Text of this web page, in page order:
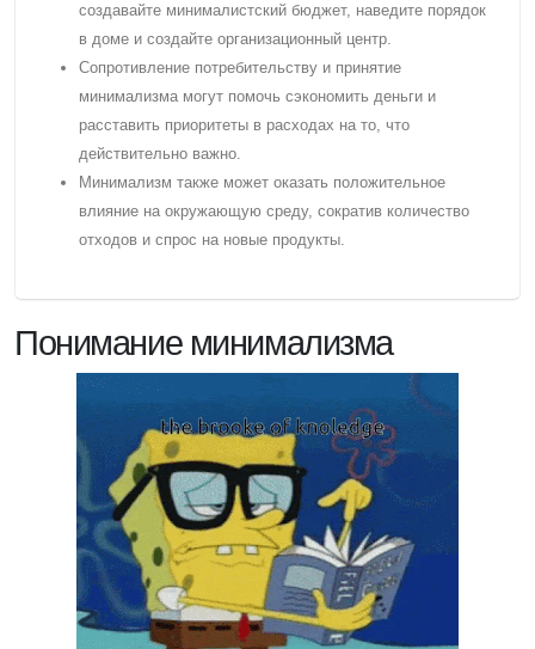
создавайте минималистский бюджет, наведите порядок
в доме и создайте организационный центр.
Cопротивление потребительству и принятие
минимализма могут помочь сэкономить деньги и
расставить приоритеты в расходах на то, что
действительно важно.
Минимализм также может оказать положительное
влияние на окружающую среду, сократив количество
отходов и спрос на новые продукты.
Понимание минимализма